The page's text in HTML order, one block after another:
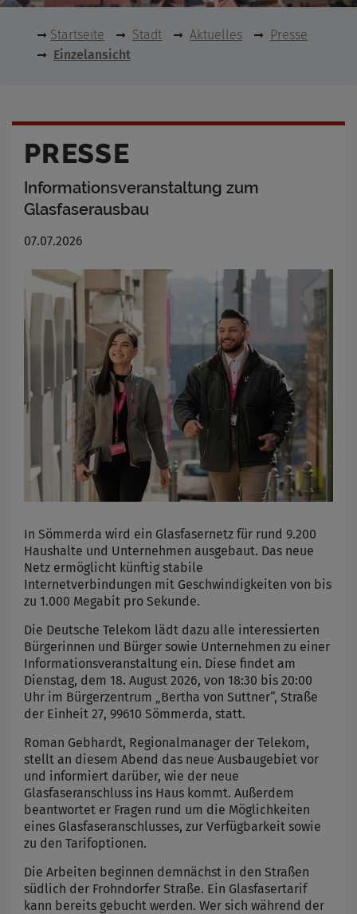
Startseite Stadt Aktuelles
Presse
Einzelansicht
PRESSE
Informationsveranstaltung zum
Glasfaserausbau
07.07.2026
In Sömmerda wird ein Glasfasernetz für rund 9.200
Haushalte und Unternehmen ausgebaut. Das neue
Netz ermöglicht künftig stabile
Internetverbindungen mit Geschwindigkeiten von bis
zu 1.000 Megabit pro Sekunde.
Die Deutsche Telekom lädt dazu alle interessierten
Bürgerinnen und Bürger sowie Unternehmen zu einer
Informationsveranstaltung ein. Diese findet am
Dienstag, dem 18. August 2026, von 18:30 bis 20:00
Uhr im Bürgerzentrum „Bertha von Suttner“, Straße
der Einheit 27, 99610 Sömmerda, statt.
Roman Gebhardt, Regionalmanager der Telekom,
stellt an diesem Abend das neue Ausbaugebiet vor
und informiert darüber, wie der neue
Glasfaseranschluss ins Haus kommt. Außerdem
beantwortet er Fragen rund um die Möglichkeiten
eines Glasfaseranschlusses, zur Verfügbarkeit sowie
zu den Tarifoptionen.
Die Arbeiten beginnen demnächst in den Straßen
südlich der Frohndorfer Straße. Ein Glasfasertarif
kann bereits gebucht werden. Wer sich während der